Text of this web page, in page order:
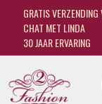
GRATIS
CHAT MET LINDA
30 JAAR ERVARING